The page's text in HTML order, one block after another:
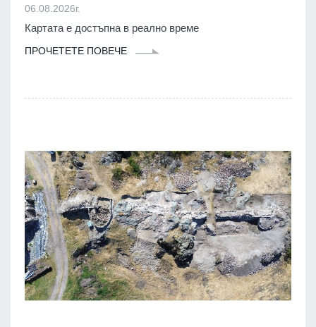
06.08.2026г.
Картата е достъпна в реално време
ПРОЧЕТЕТЕ ПОВЕЧЕ